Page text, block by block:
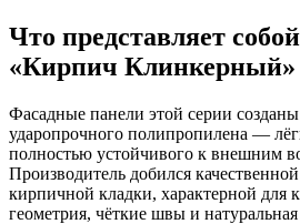
Что представляет
«Кирпич Клинкерный»
Фасадные панели этой серии
ударопрочного полипропилена —
полностью устойчивого к внешним
Производитель добился
кирпичной кладки, характерной для
геометрия, чёткие швы и